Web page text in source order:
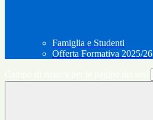
Famiglia e Studenti
Offerta Formativa 2025/26